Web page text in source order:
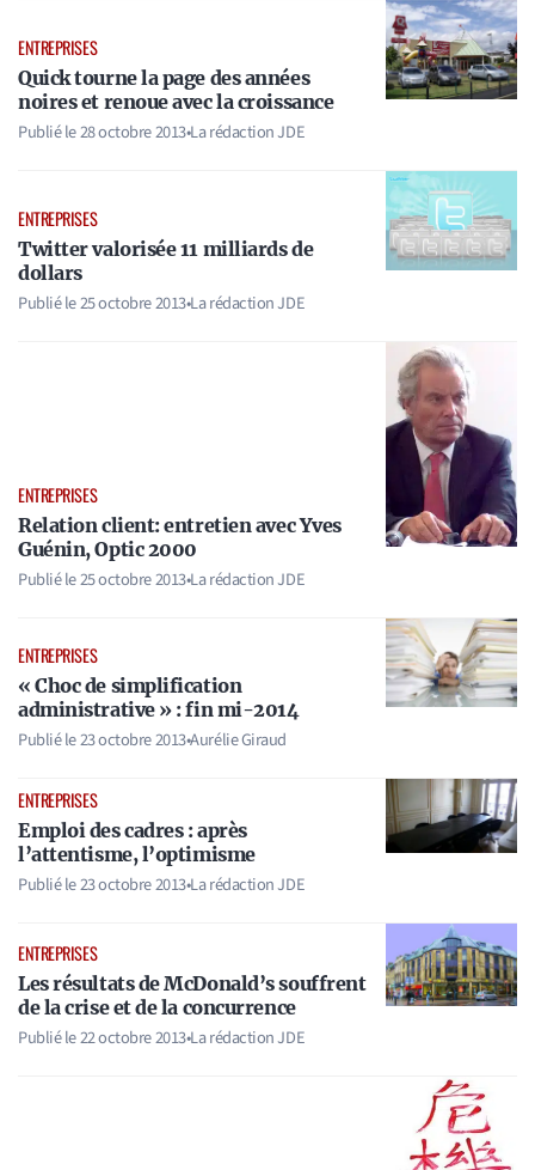
ENTREPRISES
Quick tourne la page des années
noires et renoue avec la croissance
Publié le28 octobre 2013•La rédaction JDE
ENTREPRISES
Twitter valorisée 11 milliards de
dollars
Publié le25 octobre 2013•La rédaction JDE
ENTREPRISES
Relation client: entretien avec Yves
Guénin, Optic 2000
Publié le25 octobre 2013•La rédaction JDE
ENTREPRISES
« Choc de simplification
administrative » : fin mi-2014
Publié le23 octobre 2013•Aurélie Giraud
ENTREPRISES
Emploi des cadres : après
l’attentisme, l’optimisme
Publié le23 octobre 2013•La rédaction JDE
ENTREPRISES
Les résultats de McDonald’s souffrent
de la crise et de la concurrence
Publié le22 octobre 2013•La rédaction JDE